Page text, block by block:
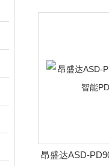
昂盛达ASD-